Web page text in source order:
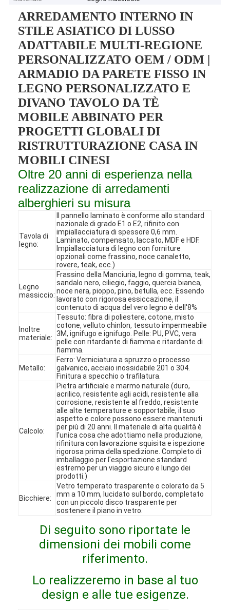
Prodotti
Video
Spettacolo VR
Su di noi
Visita alla fabbrica
Controllo Qualità
Contattaci
Notizie
Casi
Domande frequenti
ARREDAMENTO INTERNO IN
STILE ASIATICO DI LUSSO
ADATTABILE MULTI-REGIONE
PERSONALIZZATO OEM / ODM |
ARMADIO DA PARETE FISSO IN
LEGNO PERSONALIZZATO E
DIVANO TAVOLO DA TÈ
MOBILE ABBINATO PER
PROGETTI GLOBALI DI
RISTRUTTURAZIONE CASA IN
MOBILI CINESI
Oltre 20 anni di esperienza nella
realizzazione di arredamenti
alberghieri su misura
Tavola di
legno:
Il pannello laminato è conforme allo standard
nazionale di grado E1 o E2, rifinito con
impiallacciatura di spessore 0,6 mm.
Laminato, compensato, laccato, MDF e HDF.
Impiallacciatura di legno con forniture
opzionali come frassino, noce canaletto,
rovere, teak, ecc.)
Legno
massiccio:
Frassino della Manciuria, legno di gomma, teak,
sandalo nero, ciliegio, faggio, quercia bianca,
noce nera, pioppo, pino, betulla, ecc. Essendo
lavorato con rigorosa essiccazione, il
contenuto di acqua del vero legno è dell'8%
Inoltre
materiale:
Tessuto: fibra di poliestere, cotone, misto
cotone, velluto chinlon, tessuto impermeabile
3M, ignifugo e ignifugo. Pelle: PU, PVC, vera
pelle con ritardante di fiamma e ritardante di
fiamma.
Metallo:
Ferro: Verniciatura a spruzzo o processo
galvanico, acciaio inossidabile 201 o 304.
Finitura a specchio o trafilatura.
Calcolo:
Pietra artificiale e marmo naturale (duro,
acrilico, resistente agli acidi, resistente alla
corrosione, resistente al freddo, resistente
alle alte temperature e sopportabile, il suo
aspetto e colore possono essere mantenuti
per più di 20 anni. Il materiale di alta qualità è
l'unica cosa che adottiamo nella produzione,
rifinitura con lavorazione squisita e ispezione
rigorosa prima della spedizione. Completo di
imballaggio per l'esportazione standard
estremo per un viaggio sicuro e lungo dei
prodotti.)
Bicchiere:
Vetro temperato trasparente o colorato da 5
mm a 10 mm, lucidato sul bordo, completato
con un piccolo disco trasparente per
sostenere il piano in vetro.
Di seguito sono riportate le
dimensioni dei mobili come
riferimento.
Lo realizzeremo in base al tuo
design e alle tue esigenze.